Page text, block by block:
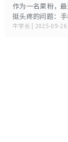
作为一名果粉，
挺头疼的问题：
式多因是系统升
牛学长 | 2025-09-